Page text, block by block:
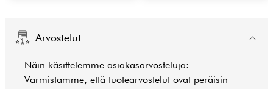
Arvostelut
Näin käsittelemme asiakasarvosteluja:
Varmistamme, että tuotearvostelut ovat peräisin